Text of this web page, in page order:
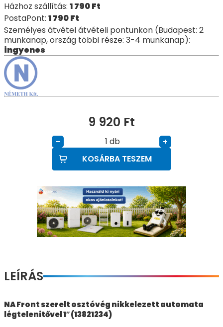
Házhoz szállítás: 1 790Ft
PostaPont: 1 790Ft
Személyes átvétel átvételi pontunkon (Budapest: 2
munkanap, ország többi része: 3-4 munkanap):
ingyenes
9 920 Ft
– db
+
KOSÁRBA TESZEM
LEÍRÁS
NA Front szerelt osztóvég nikkelezett automata
légtelenitővel 1″ (13821234)